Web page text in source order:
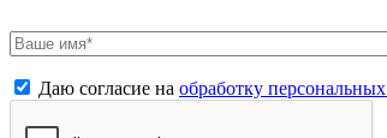
Даю согласие на обработку